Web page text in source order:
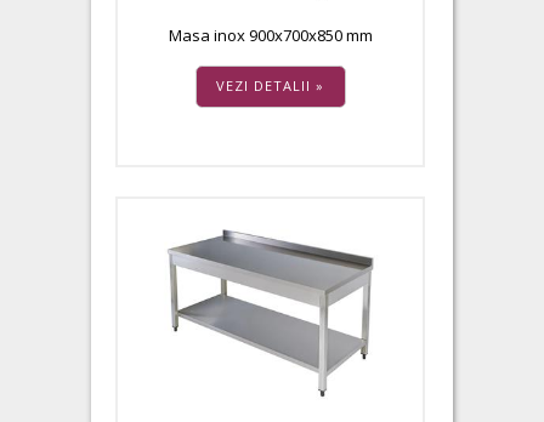
Masa inox 900x700x850 mm
VEZI DETALII »